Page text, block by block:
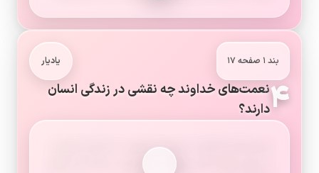
بند ۱ صفحه ۱۷ یادیار
۴نعمت‌های خداوند چه نقشی در زندگی انسان
دارند؟
نعمت‌ها نشانه‌ای از محبت خداوند به انسان هستند
و بدون آنها زندگی برای انسان بسیار سخت و دشوار